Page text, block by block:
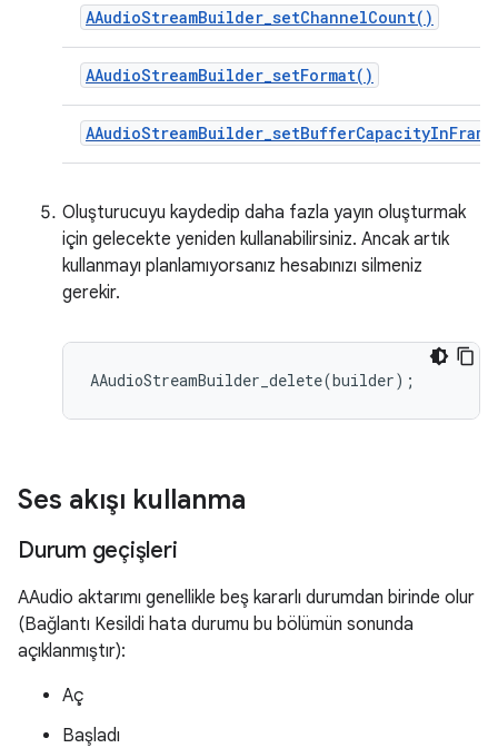
AAudioStreamBuilder_setChannelCount()
AAudioStreamBuilder_setFormat()
Oluşturucuyu kaydedip daha fazla yayın oluşturmak
için gelecekte yeniden kullanabilirsiniz. Ancak artık
kullanmayı planlamıyorsanız hesabınızı silmeniz
gerekir.
Ses akışı kullanma
Durum geçişleri
AAudio aktarımı genellikle beş kararlı durumdan birinde olur
(Bağlantı Kesildi hata durumu bu bölümün sonunda
açıklanmıştır):
Aç
Başladı